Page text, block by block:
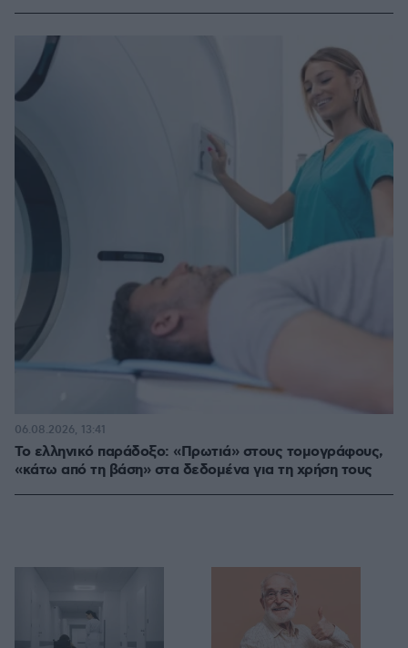
Το ελληνικό παράδοξο: «Πρωτιά» στους τομογράφους,
«κάτω από τη βάση» στα δεδομένα για τη χρήση τους
06.08.2026, 13:41